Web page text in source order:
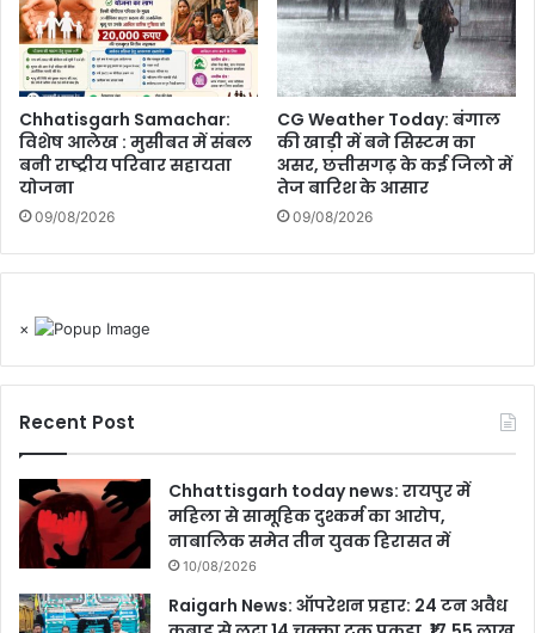
Chhatisgarh Samachar:
विशेष आलेख : मुसीबत में संबल
बनी राष्ट्रीय परिवार सहायता
योजना
09/08/2026
CG Weather Today: बंगाल
की खाड़ी में बने सिस्टम का
असर, छत्तीसगढ़ के कई जिलो में
तेज बारिश के आसार
09/08/2026
×
Recent Post
Chhattisgarh today news: रायपुर में
महिला से सामूहिक दुश्कर्म का आरोप,
नाबालिक समेत तीन युवक हिरासत में
10/08/2026
Raigarh News: ऑपरेशन प्रहार: 24 टन अवैध